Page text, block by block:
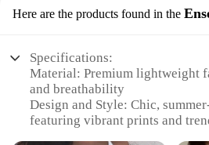
Here are the products found in the
Specifications:
Material: Premium lightweight
and breathability
Design and Style: Chic,
featuring vibrant prints and